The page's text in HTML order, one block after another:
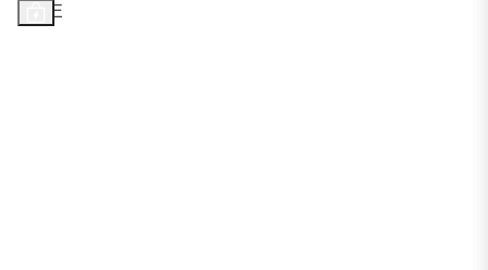
SALE